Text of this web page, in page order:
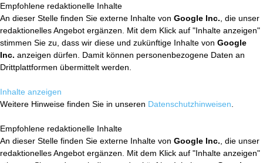
Empfohlene redaktionelle Inhalte
An dieser Stelle finden Sie externe Inhalte von Google Inc. , die unser
redaktionelles Angebot ergänzen. Mit dem Klick auf "Inhalte anzeigen"
stimmen Sie zu, dass wir diese und zukünftige Inhalte von Google
Inc. anzeigen dürfen. Damit können personenbezogene Daten an
Drittplattformen übermittelt werden.
Inhalte anzeigen
Weitere Hinweise finden Sie in unseren Datenschutzhinweisen
Empfohlene redaktionelle Inhalte
An dieser Stelle finden Sie externe Inhalte von Google Inc. , die unser
redaktionelles Angebot ergänzen. Mit dem Klick auf "Inhalte anzeigen"